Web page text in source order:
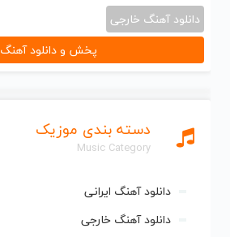
دسته بندی موزیک
Music Category
دانلود آهنگ ایرانی
دانلود آهنگ خارجی
دانلود آهنگ خارجی
پخش و دانلود آهنگ